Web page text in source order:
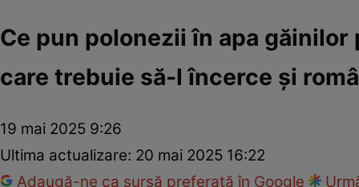
Ce pun polonezii în apa
care trebuie să-l încerce și
19 mai 2025 9:26
Ultima actualizare: 20 mai 2025 16:22
Adaugă-ne ca sursă preferată în Google